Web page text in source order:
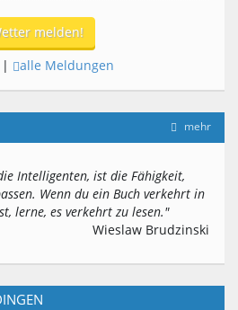
melden!
| alle Meldungen
mehr
Intelligenten, ist die Fähigkeit,
Wenn du ein Buch verkehrt in
lerne, es verkehrt zu lesen."
Wieslaw Brudzinski